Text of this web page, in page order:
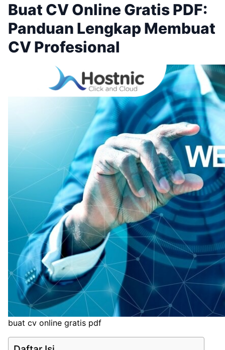
Buat CV Online Gratis PDF:
Panduan Lengkap Membuat
CV Profesional
buat cv online gratis pdf